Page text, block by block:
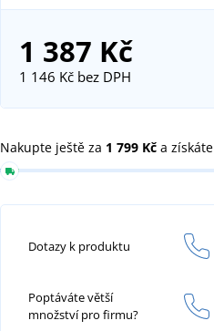
1 387 Kč
1 146 Kčbez DPH
Nakupte ještě za 1 799 Kč a získáte
Dotazy k produktu
Poptáváte větší
množství pro firmu?